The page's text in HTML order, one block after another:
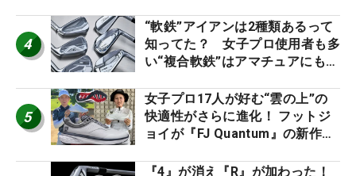
ー』 #女子プロセッティング
4
“軟鉄”アイアンは2種類あるって
知ってた？ 女子プロ使用者も多
い“複合軟鉄”はアマチュアにもオ
5
女子プロ17人が好む“雲の上”の
快適性がさらに進化！ フットジ
ョイが『FJ Quantum』の新作を
『4』が消え『R』が加わった！